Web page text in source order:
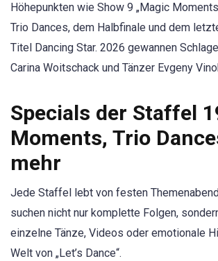
Höhepunkten wie Show 9 „Magic
Trio Dances, dem Halbfinale und dem
Titel Dancing Star. 2026 gewannen
Carina Woitschack und Tänzer Evgeny
Specials der Staffel
Moments, Trio
mehr
Jede Staffel lebt von festen
suchen nicht nur komplette Folgen,
einzelne Tänze, Videos oder emotionale
Welt von „Let’s Dance“.